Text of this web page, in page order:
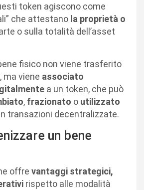
token agiscono come
che attestano la proprietà o
o sulla totalità dell’asset
fisico non viene trasferito
ma viene associato
a un token, che può
, frazionato o utilizzato
transazioni decentralizzate.
un bene
offre vantaggi strategici,
rispetto alle modalità